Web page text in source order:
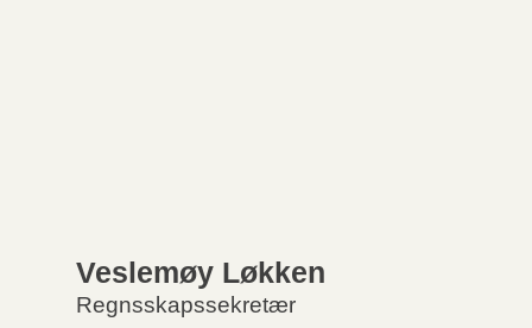
Veslemøy Løkken
Regnsskapssekretær